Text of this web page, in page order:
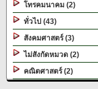
โทรคมนาคม (2)
ทั่วไป (43)
สังคมศาสตร์ (3)
ไม่สังกัดหมวด (2)
คณิตศาสตร์ (2)